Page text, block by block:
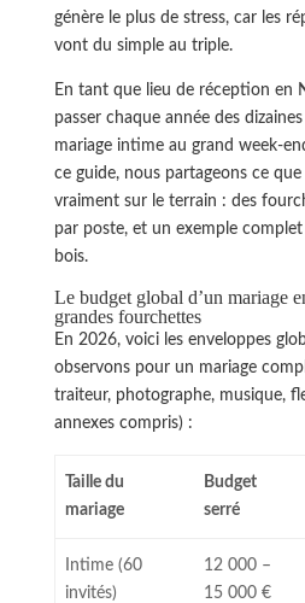
génère le plus de stress, car les
vont du simple au triple.
En tant que lieu de réception en
passer chaque année des
mariage intime au grand week-
ce guide, nous partageons ce
vraiment sur le terrain : des
par poste, et un exemple
bois.
Le budget global d’un mariage
grandes fourchettes
En 2026, voici les enveloppes
observons pour un mariage
traiteur, photographe, musique,
annexes compris) :
Taille du
mariage
Budget
serré
Intime (60
invités)
12 000 –
15 000 €